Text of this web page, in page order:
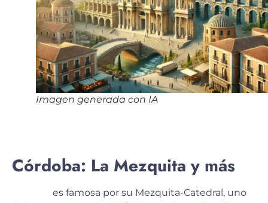
Imagen generada con IA
Córdoba: La Mezquita y más
es famosa por su Mezquita-Catedral , uno